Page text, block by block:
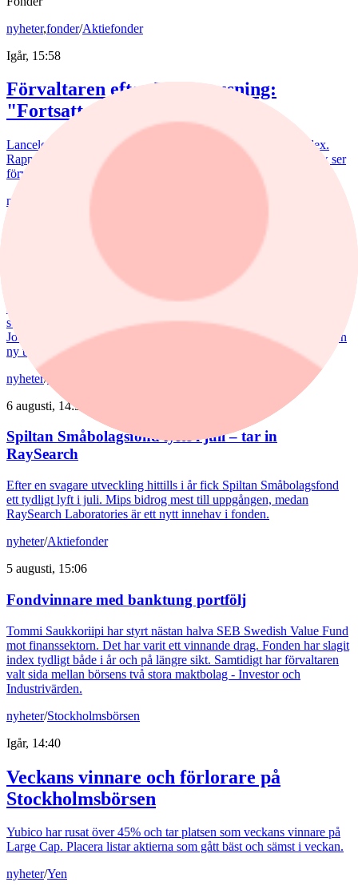
nyheter,fonder/Aktiefonder
Igår, 15:58
Förvaltaren efter Troax rusning:
"Fortsatt stor potential"
Lancelot Sverige steg 8,6% i juli, mot 2,2% för jämförelseindex.
Rapportvinnarna Mips och Troax bidrog till uppgången. I Troax ser
förvaltaren Erik Bertilsson fortsatt stor potential.
nyheter
Försvarsförvaltarna spår ny tillväxtfas: ”Goda
förutsättningar”
stigande omsättning och förbättrade marginaler. Enligt förvaltarna
Joakim Agerback och Shayan Heidari går nu försvarssektorn in i en
ny tillväxtfas.
nyheter/
6 augusti, 14:51
Spiltan Småbolagsfond lyfte i juli – tar in
RaySearch
Efter en svagare utveckling hittills i år fick Spiltan Småbolagsfond
ett tydligt lyft i juli. Mips bidrog mest till uppgången, medan
RaySearch Laboratories är ett nytt innehav i fonden.
nyheter/Aktiefonder
5 augusti, 15:06
Fondvinnare med banktung portfölj
Tommi Saukkoriipi har styrt nästan halva SEB Swedish Value Fund
mot finanssektorn. Det har varit ett vinnande drag. Fonden har slagit
index tydligt både i år och på längre sikt. Samtidigt har förvaltaren
valt sida mellan börsens två stora maktbolag - Investor och
Industrivärden.
nyheter/Stockholmsbörsen
Igår, 14:40
Veckans vinnare och förlorare på
Stockholmsbörsen
Yubico har rusat över 45% och tar platsen som veckans vinnare på
Large Cap. Placera listar aktierna som gått bäst och sämst i veckan.
nyheter/Yen